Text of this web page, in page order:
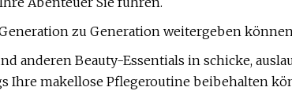
zu Generation weitergeben
anderen Beauty-Essentials in schicke,
Ihre makellose Pflegeroutine beibehalten